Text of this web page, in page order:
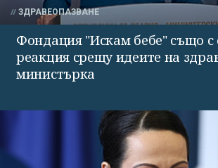
ЗДРАВЕОПАЗВАНЕ
Фондация "Искам бебе" също с
реакция срещу идеите на
министърка